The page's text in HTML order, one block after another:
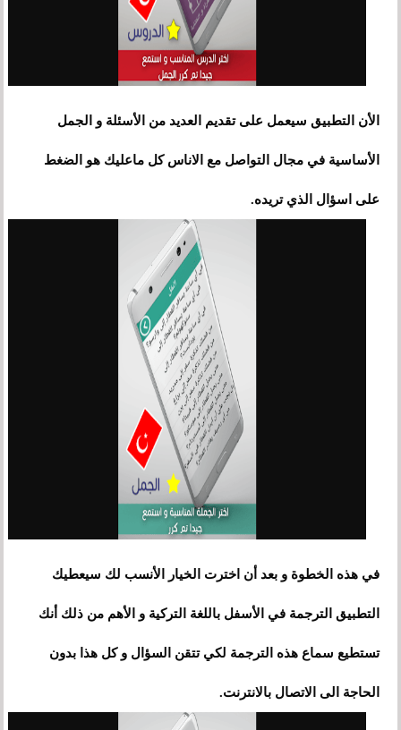
الأن التطبيق سيعمل على تقديم العديد من الأسئلة و الجمل
الأساسية في مجال التواصل مع الاناس كل ماعليك هو الضغط
على اسؤال الذي تريده.
في هذه الخطوة و بعد أن اخترت الخيار الأنسب لك سيعطيك
التطبيق الترجمة في الأسفل باللغة التركية و الأهم من ذلك أنك
تستطيع سماع هذه الترجمة لكي تتقن السؤال و كل هذا بدون
الحاجة الى الاتصال بالانترنت.